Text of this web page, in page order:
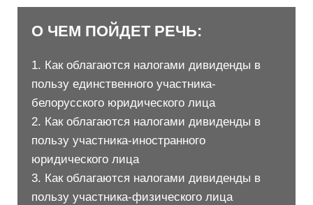
О ЧЕМ ПОЙДЕТ РЕЧЬ:
1. Как облагаются налогами дивиденды в
пользу единственного участника-
белорусского юридического лица
2. Как облагаются налогами дивиденды в
пользу участника-иностранного
юридического лица
3. Как облагаются налогами дивиденды в
пользу участника-физического лица